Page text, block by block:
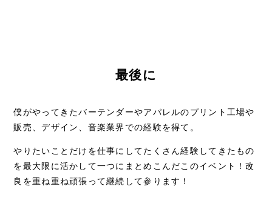
最後に
僕がやってきたバーテンダーやアパレルのプリント工場や
販売、デザイン、音楽業界での経験を得て。
やりたいことだけを仕事にしてたくさん経験してきたもの
を最大限に活かして一つにまとめこんだこのイベント！改
良を重ね重ね頑張って継続して参ります！